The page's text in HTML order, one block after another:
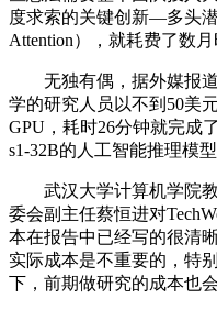
度求索的关键创新—多头
Attention），就耗费了数月
无独有偶，据外媒报道
学的研究人员以不到50美
GPU，耗时26分钟就完成
s1-32B的人工智能推理模型
武汉大学计算机学院教
委会副主任蔡恒进对
本在报告中已经写的很清
实际成本是不重要的，特
下，前期做研究的成本也